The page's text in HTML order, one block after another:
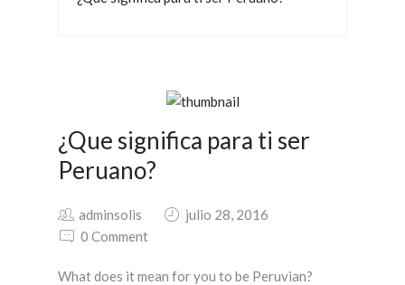
¿Que significa para ti ser
Peruano?
adminsolis
julio 28, 2016
0 Comment
What does it mean for you to be Peruvian?